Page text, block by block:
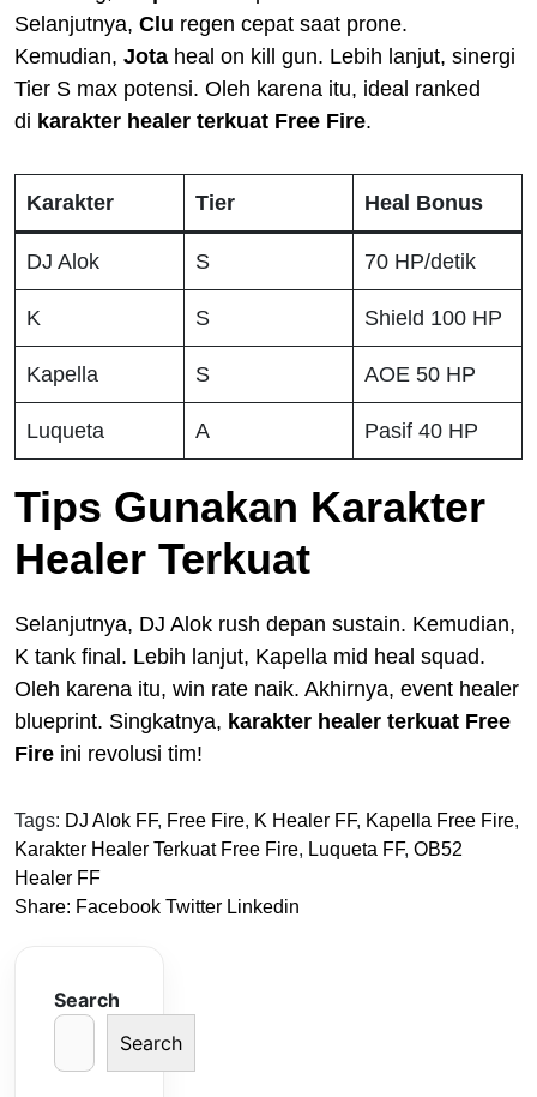
Selanjutnya, Clu regen cepat saat prone.
Kemudian, Jota heal on kill gun. Lebih lanjut, sinergi
Tier S max potensi. Oleh karena itu, ideal ranked
di karakter healer terkuat Free Fire.
Karakter Tier Heal Bonus
DJ Alok S 70 HP/detik
K S Shield 100 HP
Kapella S AOE 50 HP
Luqueta A Pasif 40 HP
Tips Gunakan Karakter
Healer Terkuat
Selanjutnya, DJ Alok rush depan sustain. Kemudian,
K tank final. Lebih lanjut, Kapella mid heal squad.
Oleh karena itu, win rate naik. Akhirnya, event healer
blueprint. Singkatnya, karakter healer terkuat Free
Fire ini revolusi tim!
Tags: DJ Alok FF, Free Fire, K Healer FF, Kapella Free Fire,
Karakter Healer Terkuat Free Fire, Luqueta FF, OB52
Healer FF
Share: Facebook Twitter Linkedin
Search
Search